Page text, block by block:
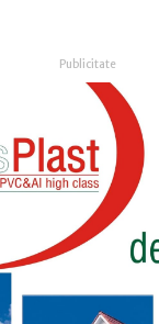
Publicitate